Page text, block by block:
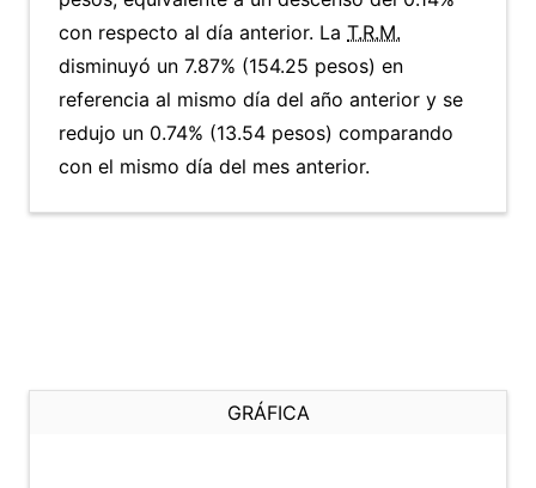
con respecto al día anterior. La T.R.M.
disminuyó un 7.87% (154.25 pesos) en
referencia al mismo día del año anterior y se
redujo un 0.74% (13.54 pesos) comparando
con el mismo día del mes anterior.
GRÁFICA